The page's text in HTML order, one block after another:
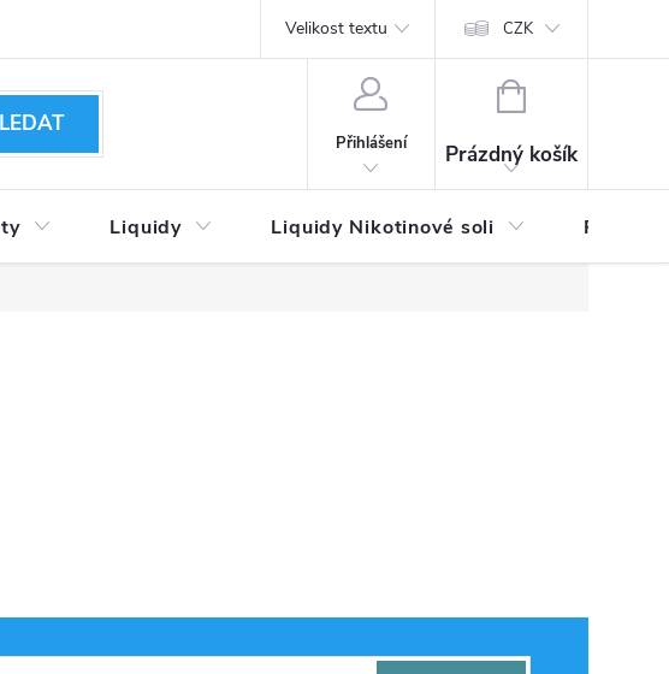
Reklamační řád Vrácení zboží a reklamace
Velikost textu CZK
Přihlášení
NÁKUPNÍ
Prázdný košík
Liquidy Liquidy Nikotinové soli